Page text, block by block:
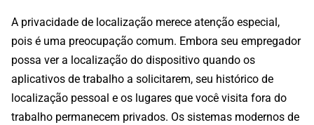
A privacidade de localização merece atenção especial,
pois é uma preocupação comum. Embora seu empregador
possa ver a localização do dispositivo quando os
aplicativos de trabalho a solicitarem, seu histórico de
localização pessoal e os lugares que você visita fora do
trabalho permanecem privados. Os sistemas modernos de